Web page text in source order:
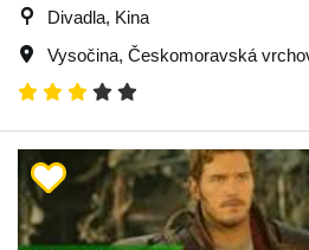
Divadla, Kina
Vysočina, Českomoravská